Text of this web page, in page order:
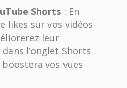
Shorts : En
likes sur vos vidéos
leur
l’onglet Shorts
vos vues